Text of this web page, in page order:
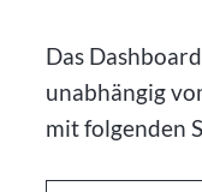
Das
unabhängig
mit folgenden